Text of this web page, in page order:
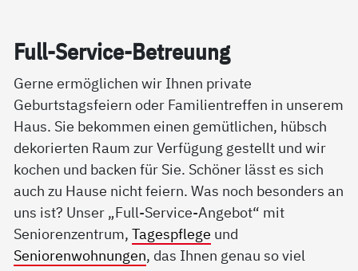
Full-Ser­vice-Be­t­reu­ung
Gerne ermöglichen wir Ihnen private
Geburtstagsfeiern oder Familientreffen in unserem
Haus. Sie bekommen einen gemütlichen, hübsch
dekorierten Raum zur Verfügung gestellt und wir
kochen und backen für Sie. Schöner lässt es sich
auch zu Hause nicht feiern. Was noch besonders an
uns ist? Unser „Full-Service-Angebot“ mit
Seniorenzentrum,Tagespflege und
Seniorenwohnungen, das Ihnen genau so viel